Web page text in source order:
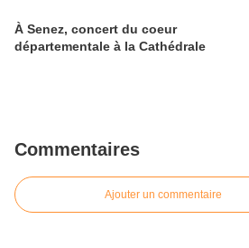
À Senez, concert du coeur
départementale à la Cathédrale
Commentaires
Ajouter un commentaire